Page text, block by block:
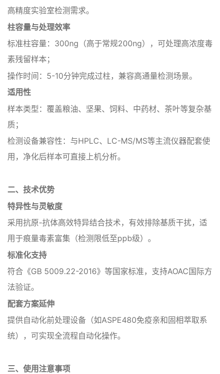
高精度实验室检测需求。
‌柱容量与处理效率‌
‌标准柱容量‌：300ng（高于常规200ng），可处理高浓度毒
素残留样本；
‌操作时间‌：5-10分钟完成过柱，兼容高通量检测场景。
适用性‌
‌样本类型‌：覆盖粮油、坚果、饲料、中药材、茶叶等复杂基
质；
‌检测设备兼容性‌：与HPLC、LC-MS/MS等主流仪器配套使
用，净化后样本可直接上机分析。
二、技术优势‌
‌特异性与灵敏度‌
采用抗原-抗体高效特异结合技术，有效排除基质干扰，适
用于痕量毒素富集（检测限低至ppb级）。
‌标准化支持‌
符合《GB 5009.22-2016》等国家标准，支持AOAC国际方
法验证。
‌配套方案延伸‌
提供自动化前处理设备（如ASPE480免疫亲和固相萃取系
统），可实现全流程自动化操作。
三、使用注意事项‌